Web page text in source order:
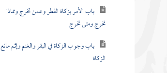
باب الأمر بزكاة الفطر وعمن تخرج ومماذا
تخرج ومتى تخرج
باب وجوب الزكاة في البقر والغنم وإثم مانع
الزكاة